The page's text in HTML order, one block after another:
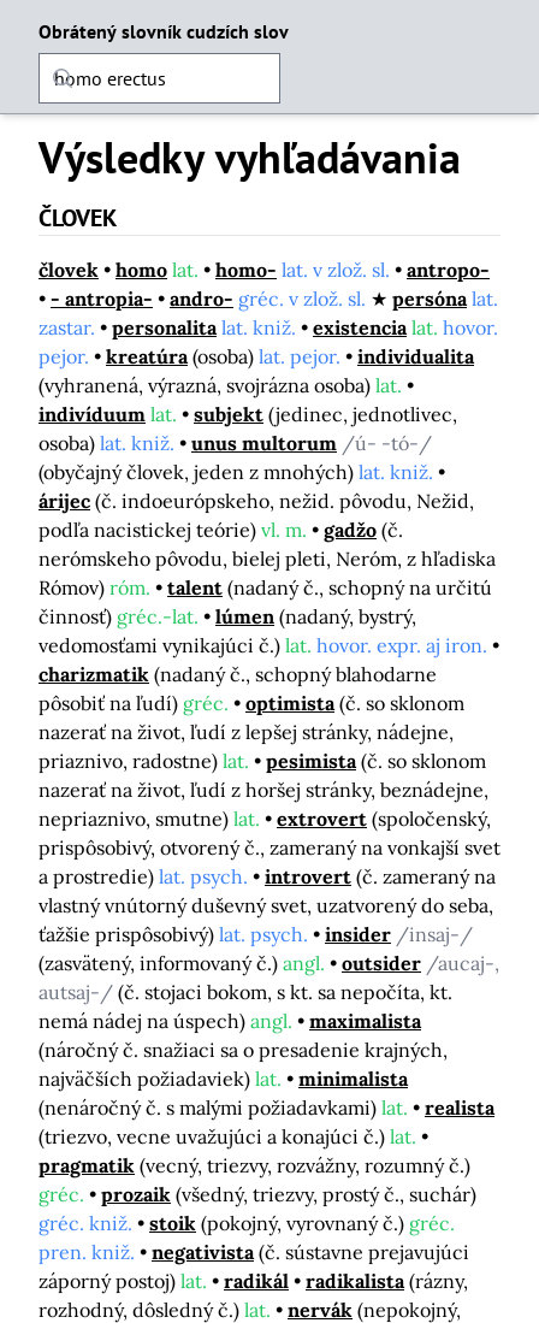
Obrátený slovník cudzích slov
Výsledky vyhľadávania
ČLOVEK
človek homo lat. homo- lat. v zlož. sl.
antropo-
- antropia-
andro- gréc. v zlož. sl. persóna lat.
zastar.
personalita lat. kniž. existencia lat. hovor.
pejor.
kreatúra (osoba) lat. pejor.
individualita
(vyhranená, výrazná, svojrázna osoba) lat.
indivíduum lat. subjekt (jedinec, jednotlivec,
osoba) lat. kniž. unus multorum /ú- -tó-/
(obyčajný človek, jeden z mnohých) lat. kniž.
árijec (č. indoeurópskeho, nežid. pôvodu, Nežid,
podľa nacistickej teórie) vl. m. gadžo (č.
nerómskeho pôvodu, bielej pleti, Neróm, z hľadiska
Rómov) róm. talent (nadaný č., schopný na určitú
činnosť) gréc.-lat. lúmen (nadaný, bystrý,
vedomosťami vynikajúci č.) lat. hovor. expr. aj iron.
charizmatik (nadaný č., schopný blahodarne
pôsobiť na ľudí) gréc. optimista (č. so sklonom
nazerať na život, ľudí z lepšej stránky, nádejne,
priaznivo, radostne) lat. pesimista (č. so sklonom
nazerať na život, ľudí z horšej stránky, beznádejne,
nepriaznivo, smutne) lat. extrovert (spoločenský,
prispôsobivý, otvorený č., zameraný na vonkajší svet
a prostredie) lat. psych. introvert (č. zameraný na
vlastný vnútorný duševný svet, uzatvorený do seba,
ťažšie prispôsobivý) lat. psych. insider /insaj-/
(zasvätený, informovaný č.) angl. outsider /aucaj-,
autsaj-/ (č. stojaci bokom, s kt. sa nepočíta, kt.
nemá nádej na úspech) angl.
maximalista
(náročný č. snažiaci sa o presadenie krajných,
najväčších požiadaviek) lat.
minimalista
(nenáročný č. s malými požiadavkami) lat.
realista
(triezvo, vecne uvažujúci a konajúci č.) lat.
pragmatik (vecný, triezvy, rozvážny, rozumný č.)
gréc.
prozaik (všedný, triezvy, prostý č., suchár)
gréc. kniž.
stoik (pokojný, vyrovnaný č.) gréc.
pren. kniž.
negativista (č. sústavne prejavujúci
záporný postoj) lat. radikál radikalista (rázny,
rozhodný, dôsledný č.) lat. nervák (nepokojný,